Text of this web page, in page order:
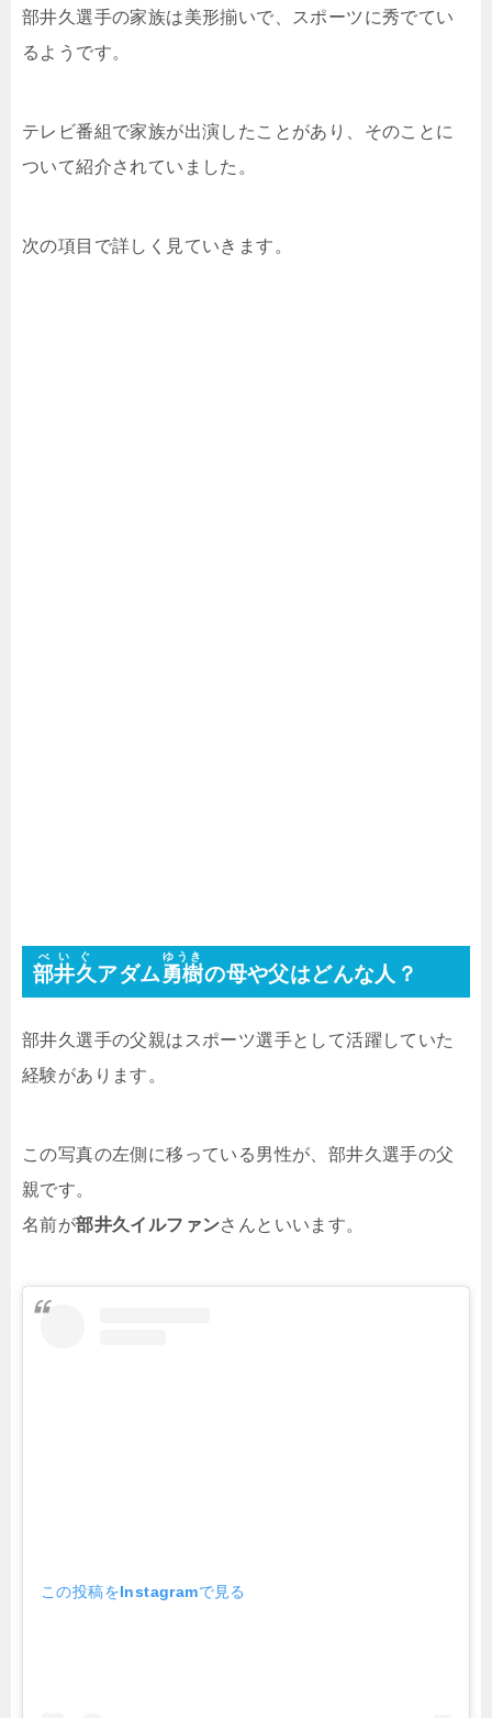
部井久選手の家族は美形揃いで、スポーツに秀でてい
るようです。
テレビ番組で家族が出演したことがあり、そのことに
ついて紹介されていました。
次の項目で詳しく見ていきます。
部井久
べいぐ
アダム勇樹
ゆうき
の母や父はどんな人？
部井久選手の父親はスポーツ選手として活躍していた
経験があります。
この写真の左側に移っている男性が、部井久選手の父
親です。
名前が部井久イルファンさんといいます。
この投稿をInstagramで見る